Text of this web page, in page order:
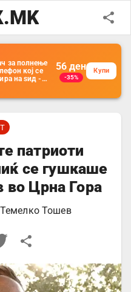
за полнење
кој се
на ѕид -
за
56 ден
-35%
Купи
патриоти
се гушкаше
во Црна Гора
Темелко Тошев